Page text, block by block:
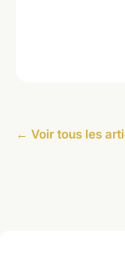
← Voir tous les